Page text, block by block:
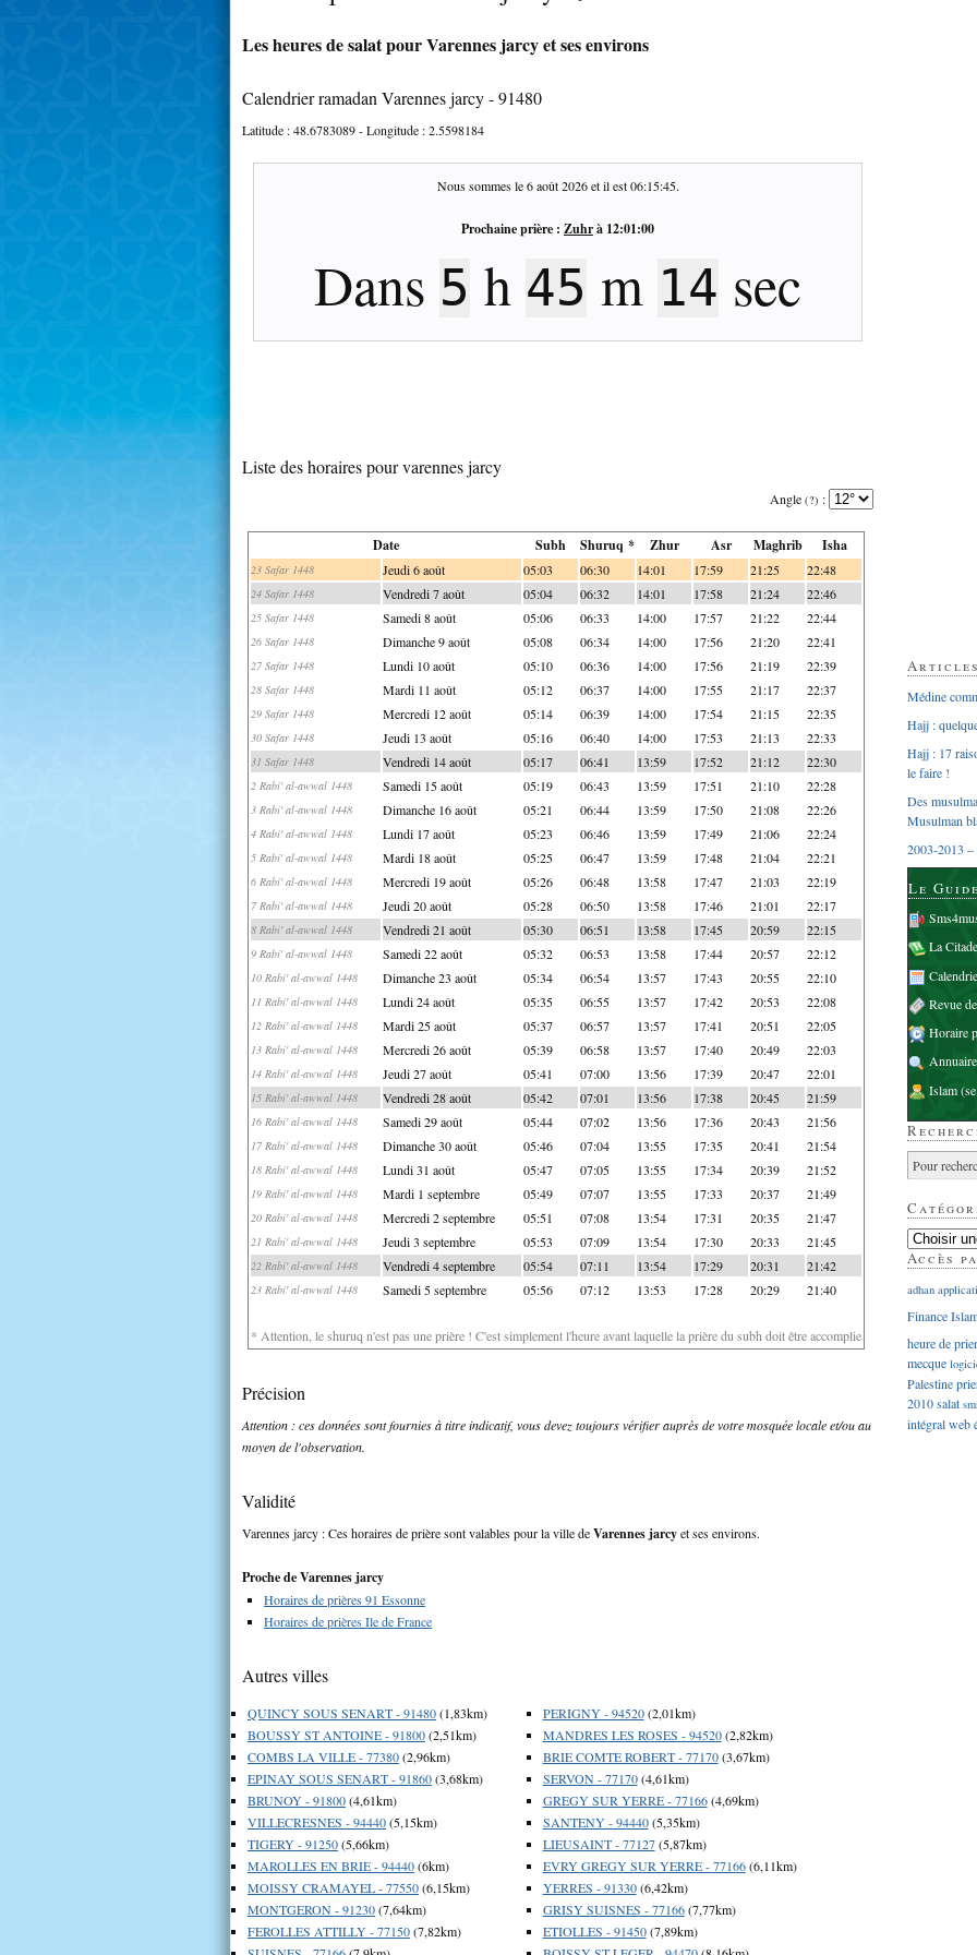
Les heures de salat pour Varennes jarcy et ses environs
Calendrier ramadan Varennes jarcy - 91480
Latitude :48.6783089- Longitude :2.5598184
Nous sommes le6 août 2026et il est06:15:46.
Prochaine prière : Zuhrà 12:01:00
Dans 5 h 45 m 13 sec
Liste des horaires pour varennes jarcy
Angle (?) :
Date Subh Shuruq * Zhur Asr Maghrib Isha
23 Safar 1448 Jeudi 6 août 05:03 06:30 14:01 17:59 21:25 22:48
24 Safar 1448 Vendredi 7 août 05:04 06:32 14:01 17:58 21:24 22:46
25 Safar 1448 Samedi 8 août 05:06 06:33 14:00 17:57 21:22 22:44
26 Safar 1448 Dimanche 9 août 05:08 06:34 14:00 17:56 21:20 22:41
27 Safar 1448 Lundi 10 août 05:10 06:36 14:00 17:56 21:19 22:39
28 Safar 1448 Mardi 11 août 05:12 06:37 14:00 17:55 21:17 22:37
29 Safar 1448 Mercredi 12 août 05:14 06:39 14:00 17:54 21:15 22:35
30 Safar 1448 Jeudi 13 août 05:16 06:40 14:00 17:53 21:13 22:33
31 Safar 1448 Vendredi 14 août 05:17 06:41 13:59 17:52 21:12 22:30
2 Rabi' al-awwal 1448 Samedi 15 août 05:19 06:43 13:59 17:51 21:10 22:28
3 Rabi' al-awwal 1448 Dimanche 16 août 05:21 06:44 13:59 17:50 21:08 22:26
4 Rabi' al-awwal 1448 Lundi 17 août 05:23 06:46 13:59 17:49 21:06 22:24
5 Rabi' al-awwal 1448 Mardi 18 août 05:25 06:47 13:59 17:48 21:04 22:21
6 Rabi' al-awwal 1448 Mercredi 19 août 05:26 06:48 13:58 17:47 21:03 22:19
7 Rabi' al-awwal 1448 Jeudi 20 août 05:28 06:50 13:58 17:46 21:01 22:17
8 Rabi' al-awwal 1448 Vendredi 21 août 05:30 06:51 13:58 17:45 20:59 22:15
9 Rabi' al-awwal 1448 Samedi 22 août 05:32 06:53 13:58 17:44 20:57 22:12
10 Rabi' al-awwal 1448 Dimanche 23 août 05:34 06:54 13:57 17:43 20:55 22:10
11 Rabi' al-awwal 1448 Lundi 24 août 05:35 06:55 13:57 17:42 20:53 22:08
12 Rabi' al-awwal 1448 Mardi 25 août 05:37 06:57 13:57 17:41 20:51 22:05
13 Rabi' al-awwal 1448 Mercredi 26 août 05:39 06:58 13:57 17:40 20:49 22:03
14 Rabi' al-awwal 1448 Jeudi 27 août 05:41 07:00 13:56 17:39 20:47 22:01
15 Rabi' al-awwal 1448 Vendredi 28 août 05:42 07:01 13:56 17:38 20:45 21:59
16 Rabi' al-awwal 1448 Samedi 29 août 05:44 07:02 13:56 17:36 20:43 21:56
17 Rabi' al-awwal 1448 Dimanche 30 août 05:46 07:04 13:55 17:35 20:41 21:54
18 Rabi' al-awwal 1448 Lundi 31 août 05:47 07:05 13:55 17:34 20:39 21:52
19 Rabi' al-awwal 1448 Mardi 1 septembre 05:49 07:07 13:55 17:33 20:37 21:49
20 Rabi' al-awwal 1448 Mercredi 2 septembre 05:51 07:08 13:54 17:31 20:35 21:47
21 Rabi' al-awwal 1448 Jeudi 3 septembre 05:53 07:09 13:54 17:30 20:33 21:45
22 Rabi' al-awwal 1448 Vendredi 4 septembre 05:54 07:11 13:54 17:29 20:31 21:42
23 Rabi' al-awwal 1448 Samedi 5 septembre 05:56 07:12 13:53 17:28 20:29 21:40
* Attention, le shuruq n'est pas une prière ! C'est simplement l'heure avant laquelle la prière du subh doit être accomplie
Précision
Attention : ces données sont fournies à titre indicatif, vous devez toujours vérifier auprès de votre mosquée locale et/ou au
moyen de l'observation.
Validité
Varennes jarcy : Ces horaires de prière sont valables pour la ville deVarennes jarcyet ses environs.
Proche de Varennes jarcy
Horaires de prières 91 Essonne
Horaires de prières Ile de France
Autres villes
QUINCY SOUS SENART - 91480(1,83km)
BOUSSY ST ANTOINE - 91800(2,51km)
COMBS LA VILLE - 77380(2,96km)
EPINAY SOUS SENART - 91860(3,68km)
BRUNOY - 91800(4,61km)
VILLECRESNES - 94440(5,15km)
TIGERY - 91250(5,66km)
MAROLLES EN BRIE - 94440(6km)
MOISSY CRAMAYEL - 77550(6,15km)
MONTGERON - 91230(7,64km)
FEROLLES ATTILLY - 77150(7,82km)
PERIGNY - 94520(2,01km)
MANDRES LES ROSES - 94520(2,82km)
BRIE COMTE ROBERT - 77170(3,67km)
SERVON - 77170(4,61km)
GREGY SUR YERRE - 77166(4,69km)
SANTENY - 94440(5,35km)
LIEUSAINT - 77127(5,87km)
EVRY GREGY SUR YERRE - 77166(6,11km)
YERRES - 91330(6,42km)
GRISY SUISNES - 77166(7,77km)
ETIOLLES - 91450(7,89km)
Médine
Hajj :
Hajj : 17
le faire !
Des
Musulman
2003-2013 –
Le
La
Revue
Horaire
Islam
Accès
adhan
Finance
heure de
mecque
Palestine
2010salat
intégralweb